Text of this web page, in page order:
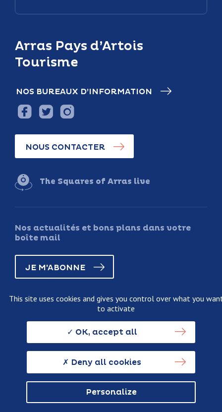
Arras Pays d’Artois
Tourisme
NOS BUREAUX D’INFORMATION
NOUS CONTACTER
The Squares of Arras live
Nos actualités et bons plans dans votre
boîte mail
JE M'ABONNE
Personnal data usage policy
This site uses cookies and gives you control over what you
to activate
OK, accept all
Deny all cookies
Personalize